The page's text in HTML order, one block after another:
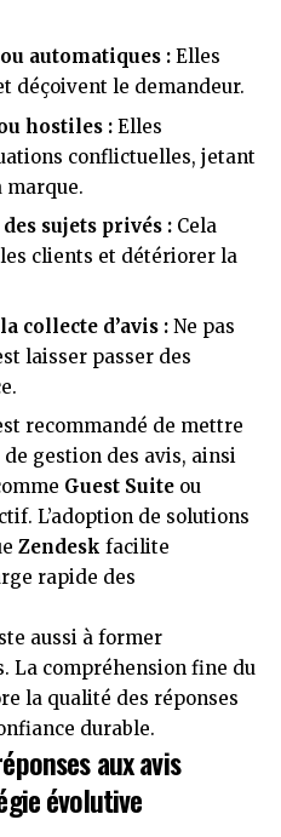
automatiques : Elles
déçoivent le demandeur.
hostiles : Elles
conflictuelles, jetant
marque.
sujets privés : Cela
clients et détériorer la
collecte d’avis : Ne pas
laisser passer des
recommandé de mettre
gestion des avis, ainsi
Guest Suite ou
L’adoption de solutions
Zendesk facilite
rapide des
aussi à former
La compréhension fine du
la qualité des réponses
durable.
aux avis
évolutive